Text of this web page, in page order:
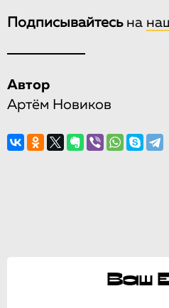
Подписывайтесьна
Автор
Артём Новиков
Ваш